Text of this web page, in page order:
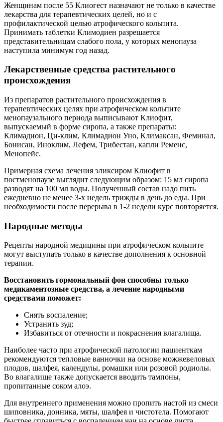
Женщинам после 55 Клиогест назначают не только в качестве
лекарства для терапевтических целей, но и с
профилактической целью атрофического кольпита.
Принимать таблетки Климодиен разрешается
представительницам слабого пола, у которых менопауза
наступила минимум год назад.
Лекарственные средства растительного
происхождения
Из препаратов растительного происхождения в
терапевтических целях при атрофическом кольпите
менопаузального периода выписывают Клиофит,
выпускаемый в форме сиропа, а также препараты:
Климадион, Ци-клим, Климадион Уно, Климаксан, Феминал,
Бонисан, Иноклим, Лефем, Трибестан, капли Ременс,
Менопейс.
Примерная схема лечения эликсиром Клиофит в
постменопаузе выглядит следующим образом: 15 мл сиропа
разводят на 100 мл воды. Полученный состав надо пить
ежедневно не менее 3-х недель трижды в день до еды. При
необходимости после перерыва в 1-2 недели курс повторяется.
Народные методы
Рецепты народной медицины при атрофическом кольпите
могут выступать только в качестве дополнения к основной
терапии.
Восстановить гормональный фон способны только
медикаментозные средства, а лечение народными
средствами поможет:
Снять воспаление;
Устранить зуд;
Избавиться от отечности и покраснения влагалища.
Наиболее часто при атрофической патологии пациенткам
рекомендуются тепловые ванночки на основе можжевеловых
плодов, шалфея, календулы, ромашки или розовой родиолы.
Во влагалище также допускается вводить тампоны,
пропитанные соком алоэ.
Для внутреннего применения можно пропить настой из смеси
шиповника, донника, мяты, шалфея и чистотела. Помогают